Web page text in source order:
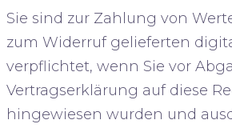
Sie sind zur Zahlung von
zum Widerruf gelieferten
verpflichtet, wenn Sie vor
Vertragserklärung auf diese
hingewiesen wurden und